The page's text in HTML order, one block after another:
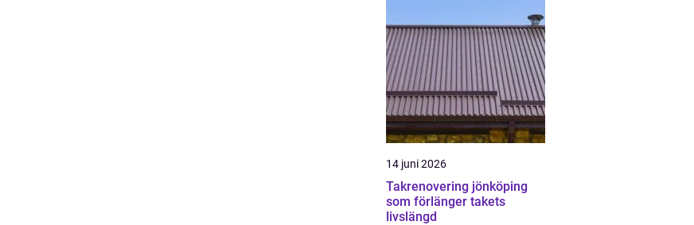
14 juni 2026
Takrenovering jönköping
som förlänger takets
livslängd